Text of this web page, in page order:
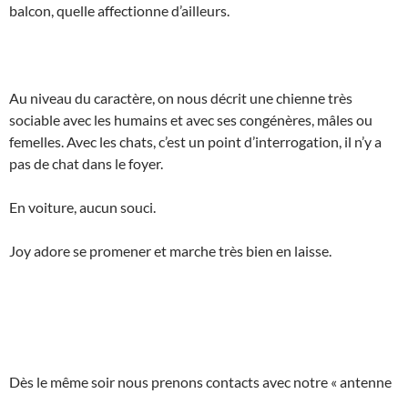
balcon, quelle affectionne d’ailleurs.
Au niveau du caractère, on nous décrit une chienne très
sociable avec les humains et avec ses congénères, mâles ou
femelles. Avec les chats, c’est un point d’interrogation, il n’y a
pas de chat dans le foyer.
En voiture, aucun souci.
Joy adore se promener et marche très bien en laisse.
Dès le même soir nous prenons contacts avec notre « antenne